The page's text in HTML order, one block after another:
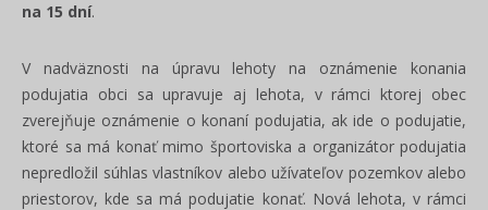
na 15 dní.
V nadväznosti na úpravu lehoty na oznámenie konania
podujatia obci sa upravuje aj lehota, v rámci ktorej obec
zverejňuje oznámenie o konaní podujatia, ak ide o podujatie,
ktoré sa má konať mimo športoviska a organizátor podujatia
nepredložil súhlas vlastníkov alebo užívateľov pozemkov alebo
priestorov, kde sa má podujatie konať. Nová lehota, v rámci